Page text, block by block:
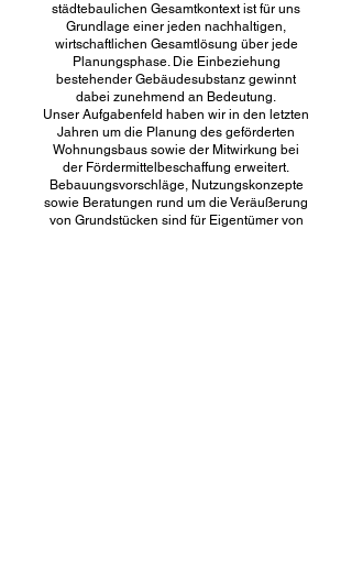
städtebaulichen Gesamtkontext ist für uns
Grundlage einer jeden nachhaltigen,
wirtschaftlichen Gesamtlösung über jede
Planungsphase. Die Einbeziehung
bestehender Gebäudesubstanz gewinnt
dabei zunehmend an Bedeutung.
Unser Aufgabenfeld haben wir in den letzten
Jahren um die Planung des geförderten
Wohnungsbaus sowie der Mitwirkung bei
der Fördermittelbeschaffung erweitert.
Bebauungsvorschläge, Nutzungskonzepte
sowie Beratungen rund um die Veräußerung
von Grundstücken sind für Eigentümer von